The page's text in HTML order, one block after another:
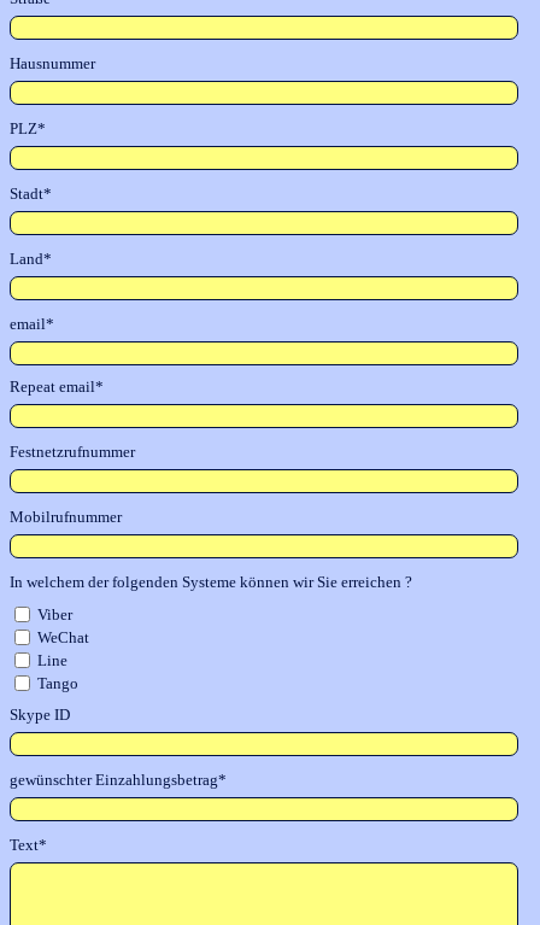
Hausnummer
PLZ*
Stadt*
Land*
email*
Repeat email*
Festnetzrufnummer
Mobilrufnummer
In welchem der folgenden Systeme können wir Sie erreichen ?
Viber
WeChat
Line
Tango
Skype ID
gewünschter Einzahlungsbetrag*
Text*